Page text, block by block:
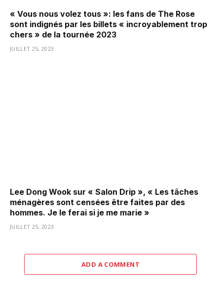
« Vous nous volez tous »: les fans de The Rose
sont indignés par les billets « incroyablement trop
chers » de la tournée 2023
JUILLET 25, 2023
Lee Dong Wook sur « Salon Drip », « Les tâches
ménagères sont censées être faites par des
hommes. Je le ferai si je me marie »
JUILLET 25, 2023
ADD A COMMENT